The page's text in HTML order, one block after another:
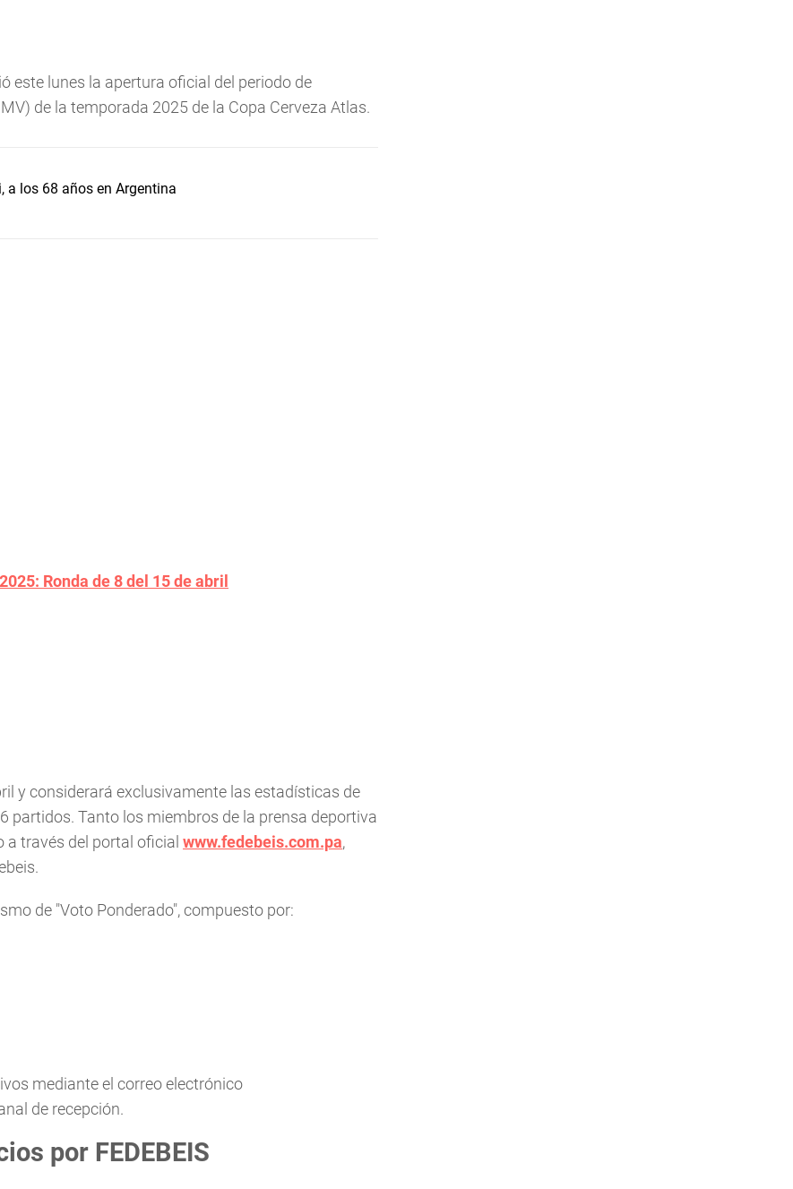
este lunes la apertura oficial del periodo de
de la temporada 2025 de la Copa Cerveza Atlas.
a los 68 años en Argentina
Ronda de 8 del 15 de abril
y considerará exclusivamente las estadísticas de
partidos. Tanto los miembros de la prensa deportiva
través del portal oficial www.fedebeis.com.pa,
de "Voto Ponderado", compuesto por:
mediante el correo electrónico
de recepción.
por FEDEBEIS